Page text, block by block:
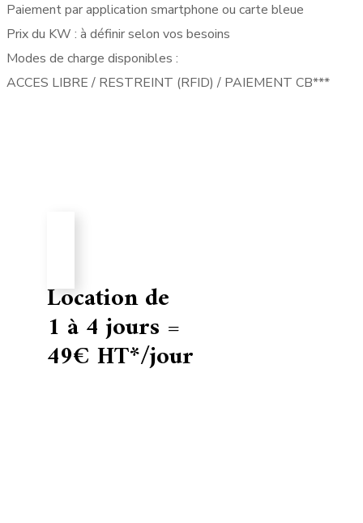
Paiement par application smartphone ou carte bleue
Prix du KW : à définir selon vos besoins
Modes de charge disponibles :
ACCES LIBRE / RESTREINT (RFID) / PAIEMENT CB***
Location de
1 à 4 jours =
49€ HT*/jour